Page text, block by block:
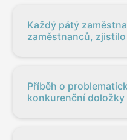
Každý pátý
zaměstnanců, zjistilo
Příběh o
konkurenční doložky